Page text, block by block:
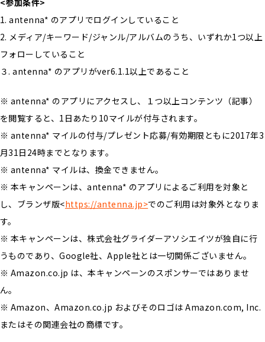
<参加条件>
1. antenna* のアプリでログインしていること
2. メディア/キーワード/ジャンル/アルバムのうち、いずれか1つ以上
フォローしていること
３. antenna* のアプリがver6.1.1以上であること
※ antenna* のアプリにアクセスし、１つ以上コンテンツ（記事）
を閲覧すると、1日あたり10マイルが付与されます。
※ antenna* マイルの付与/プレゼント応募/有効期限ともに2017年3
月31日24時までとなります。
※ antenna* マイルは、換金できません。
※ 本キャンペーンは、antenna* のアプリによるご利用を対象と
し、ブランザ版<https://antenna.jp>でのご利用は対象外となりま
す。
※ 本キャンペーンは、株式会社グライダーアソシエイツが独自に行
うものであり、Google社、Apple社とは一切関係ございません。
※ Amazon.co.jp は、本キャンペーンのスポンサーではありませ
ん。
※ Amazon、Amazon.co.jp およびそのロゴは Amazon.com, Inc.
またはその関連会社の商標です。